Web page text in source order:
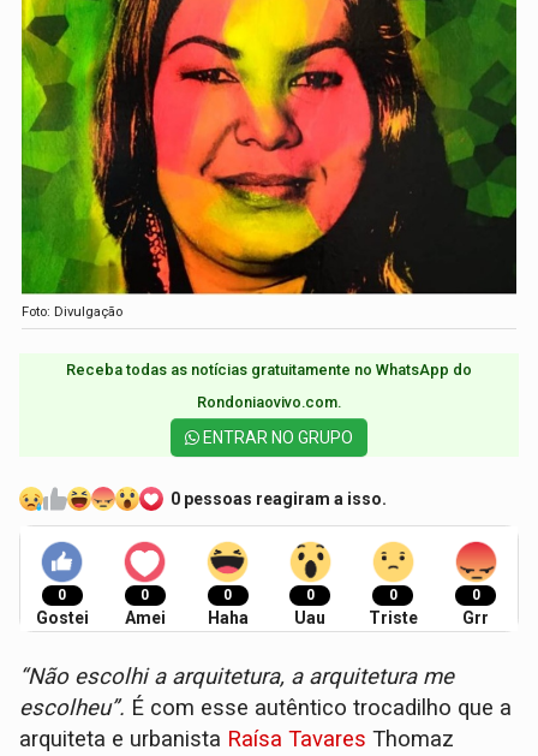
Foto: Divulgação
Receba todas as notícias gratuitamente no WhatsApp do
Rondoniaovivo.com.​
ENTRAR NO GRUPO
0 pessoas reagiram a isso.
0
Gostei
0
Amei
0
Haha
0
Uau
0
Triste
0
Grr
“Não escolhi a arquitetura, a arquitetura me
escolheu”. É com esse autêntico trocadilho que a
arquiteta e urbanista Raísa Tavares Thomaz